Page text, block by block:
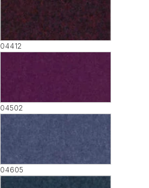
04412
04502
04605